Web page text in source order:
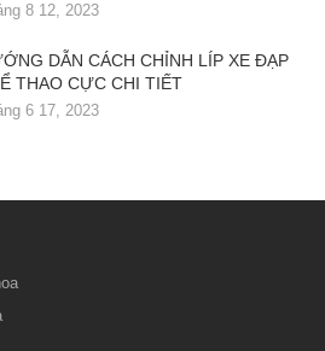
8 12, 2023
DẪN CÁCH CHỈNH LÍP XE ĐẠP
THAO CỰC CHI TIẾT
6 17, 2023